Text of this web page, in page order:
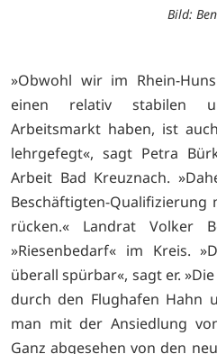
Bild:
»Obwohl wir im Rhein-
einen relativ stabilen
Arbeitsmarkt haben, ist
lehrgefegt«, sagt Petra
Arbeit Bad Kreuznach.
Beschäftigten-
rücken.« Landrat Volker
»Riesenbedarf« im Kreis.
überall spürbar«, sagt er.
durch den Flughafen Hahn
man mit der Ansiedlung
Ganz abgesehen von den